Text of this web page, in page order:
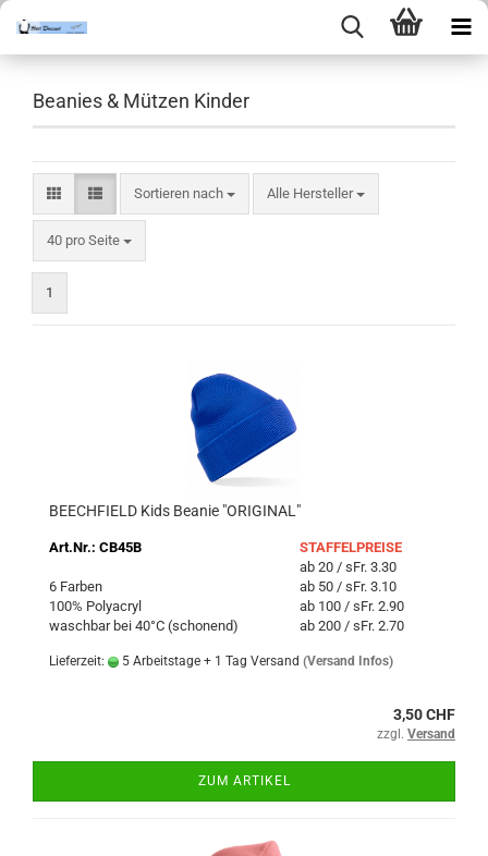
Beanies & Mützen Kinder
Sortieren nach
Sortieren nach Alle Hersteller
40 pro Seite
pro Seite
1
BEECHFIELD Kids Beanie "ORIGINAL"
Art.Nr.: CB45B
STAFFELPREISE
ab 20 / sFr. 3.30
6 Farben
ab 50 / sFr. 3.10
100% Polyacryl
ab 100 / sFr. 2.90
waschbar bei 40°C (schonend)
ab 200 / sFr. 2.70
Lieferzeit: 5 Arbeitstage + 1 Tag Versand (Versand Infos)
3,50 CHF
zzgl. Versand
ZUM ARTIKEL